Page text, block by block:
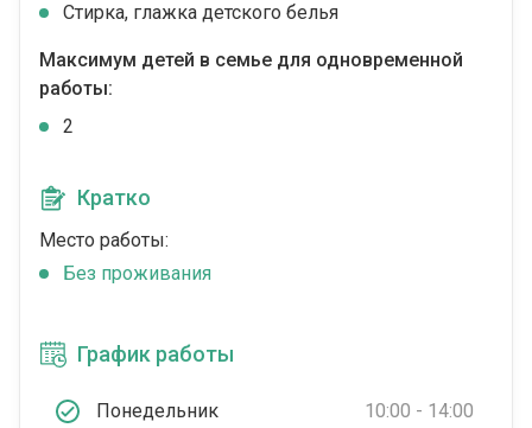
Стирка, глажка детского белья
Максимум детей в семье для одновременной
работы:
2
Кратко
Место работы:
Без проживания
График работы
Понедельник 10:00 - 14:00